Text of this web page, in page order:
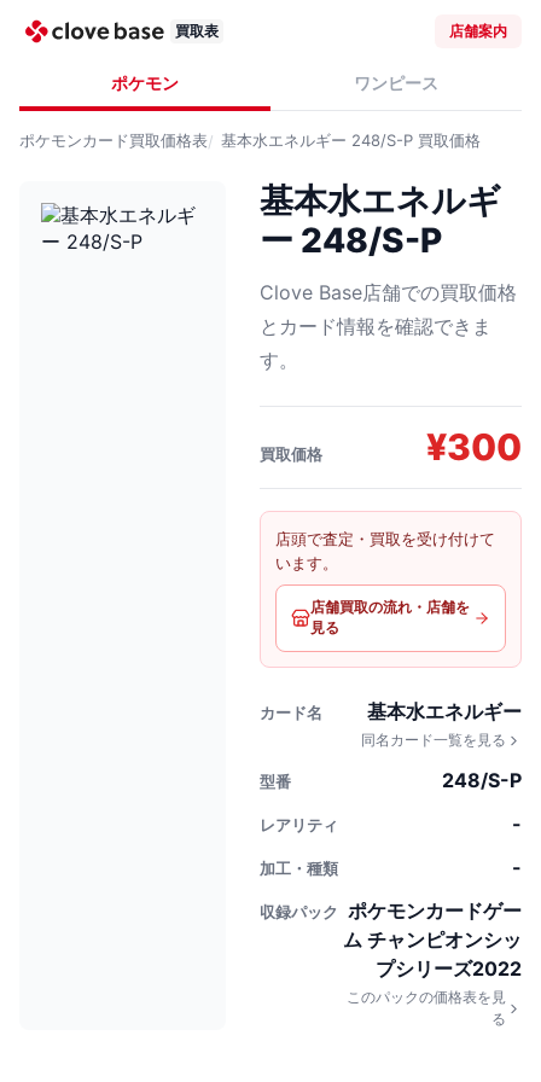
買取表 店舗案内
ポケモン ワンピース
ポケモンカード買取価格表 基本水エネルギー 248/S-P 買取価格
基本水エネルギ
ー 248/S-P
Clove Base店舗での買取価格
とカード情報を確認できま
す。
買取価格 ¥300
店頭で査定・買取を受け付けて
います。
店舗買取の流れ・店舗を
見る
カード名 基本水エネルギー
同名カード一覧を見る
型番 248/S-P
レアリティ -
加工・種類 -
収録パック
ポケモンカードゲー
ム チャンピオンシッ
プシリーズ2022
このパックの価格表を見
る